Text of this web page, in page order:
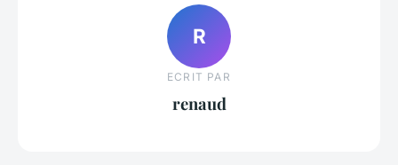
R
ECRIT PAR
renaud